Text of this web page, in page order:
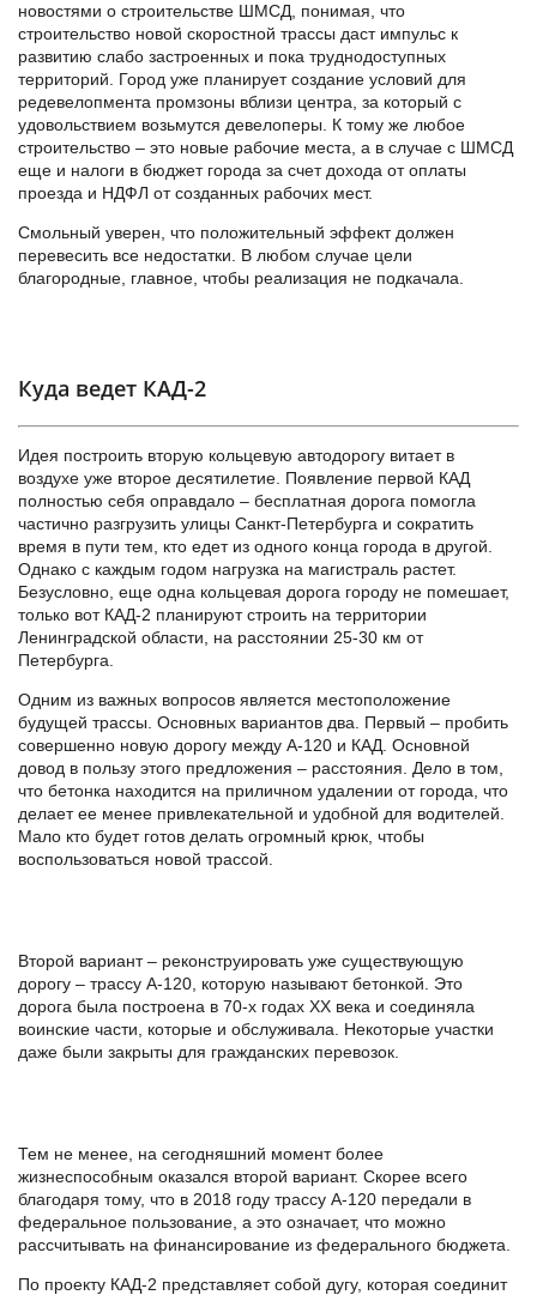
новостями о строительстве ШМСД, понимая, что
строительство новой скоростной трассы даст импульс к
развитию слабо застроенных и пока труднодоступных
территорий. Город уже планирует создание условий для
редевелопмента промзоны вблизи центра, за который с
удовольствием возьмутся девелоперы. К тому же любое
строительство – это новые рабочие места, а в случае с ШМСД
еще и налоги в бюджет города за счет дохода от оплаты
проезда и НДФЛ от созданных рабочих мест.
Смольный уверен, что положительный эффект должен
перевесить все недостатки. В любом случае цели
благородные, главное, чтобы реализация не подкачала.
Куда ведет КАД-2
Идея построить вторую кольцевую автодорогу витает в
воздухе уже второе десятилетие. Появление первой КАД
полностью себя оправдало – бесплатная дорога помогла
частично разгрузить улицы Санкт-Петербурга и сократить
время в пути тем, кто едет из одного конца города в другой.
Однако с каждым годом нагрузка на магистраль растет.
Безусловно, еще одна кольцевая дорога городу не помешает,
только вот КАД-2 планируют строить на территории
Ленинградской области, на расстоянии 25-30 км от
Петербурга.
Одним из важных вопросов является местоположение
будущей трассы. Основных вариантов два. Первый – пробить
совершенно новую дорогу между А-120 и КАД. Основной
довод в пользу этого предложения – расстояния. Дело в том,
что бетонка находится на приличном удалении от города, что
делает ее менее привлекательной и удобной для водителей.
Мало кто будет готов делать огромный крюк, чтобы
воспользоваться новой трассой.
Второй вариант – реконструировать уже существующую
дорогу – трассу А-120, которую называют бетонкой. Это
дорога была построена в 70-х годах ХХ века и соединяла
воинские части, которые и обслуживала. Некоторые участки
даже были закрыты для гражданских перевозок.
Тем не менее, на сегодняшний момент более
жизнеспособным оказался второй вариант. Скорее всего
благодаря тому, что в 2018 году трассу А-120 передали в
федеральное пользование, а это означает, что можно
рассчитывать на финансирование из федерального бюджета.
По проекту КАД-2 представляет собой дугу, которая соединит